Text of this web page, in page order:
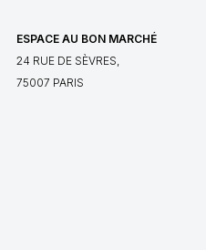
ESPACE AU BON MARCHÉ
24 RUE DE SÈVRES,
75007 PARIS